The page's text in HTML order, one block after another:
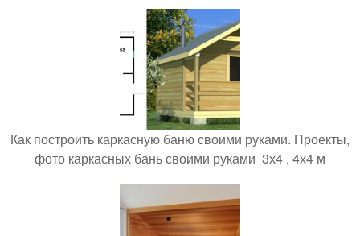
Как построить каркасную баню своими руками. Проекты,
фото каркасных бань своими руками 3х4 , 4х4 м